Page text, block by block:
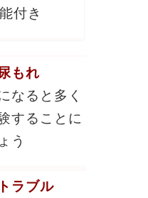
付き
もれ
なると多く
することに
う
ラブル